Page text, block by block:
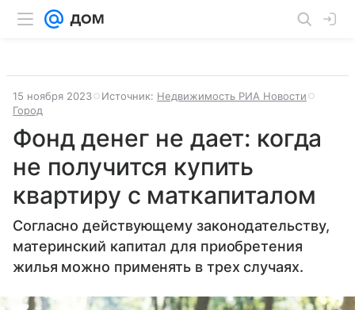
15 ноября 2023 Источник: Недвижимость РИА Новости
Город
Фонд денег не дает: когда
не получится купить
квартиру с маткапиталом
Согласно действующему законодательству,
материнский капитал для приобретения
жилья можно применять в трех случаях.